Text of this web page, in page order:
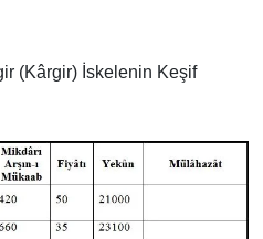
(Kârgir) İskelenin Keşif